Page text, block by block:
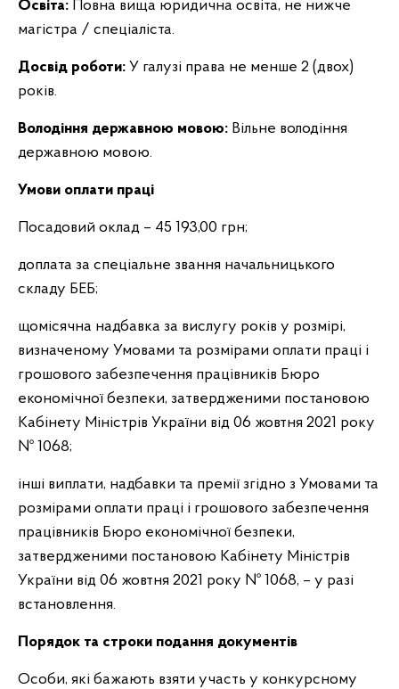
Освіта: Повна вища юридична освіта, не нижче
магістра / спеціаліста.
Досвід роботи: У галузі права не менше 2 (двох)
років.
Володіння державною мовою: Вільне володіння
державною мовою.
Умови оплати праці
Посадовий оклад – 45 193,00 грн;
доплата за спеціальне звання начальницького
складу БЕБ;
щомісячна надбавка за вислугу років у розмірі,
визначеному Умовами та розмірами оплати праці і
грошового забезпечення працівників Бюро
економічної безпеки, затвердженими постановою
Кабінету Міністрів України від 06 жовтня 2021 року
№ 1068;
інші виплати, надбавки та премії згідно з Умовами та
розмірами оплати праці і грошового забезпечення
працівників Бюро економічної безпеки,
затвердженими постановою Кабінету Міністрів
України від 06 жовтня 2021 року № 1068, – у разі
встановлення.
Порядок та строки подання документів
Особи, які бажають взяти участь у конкурсному